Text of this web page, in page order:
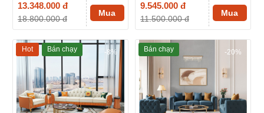
13.348.000 đ
18.800.000 đ
Mua
9.545.000 đ
11.500.000 đ
Mua
-8%
Hot Bán chạy -20%
Bán chạy